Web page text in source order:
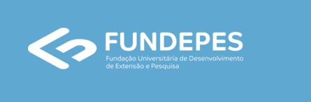
conteúdo